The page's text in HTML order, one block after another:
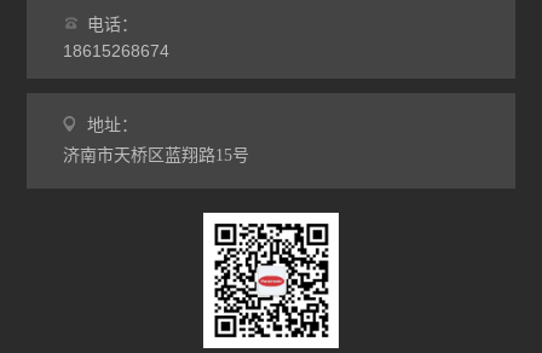
电话：
18615268674
地址：
济南市天桥区蓝翔路15号